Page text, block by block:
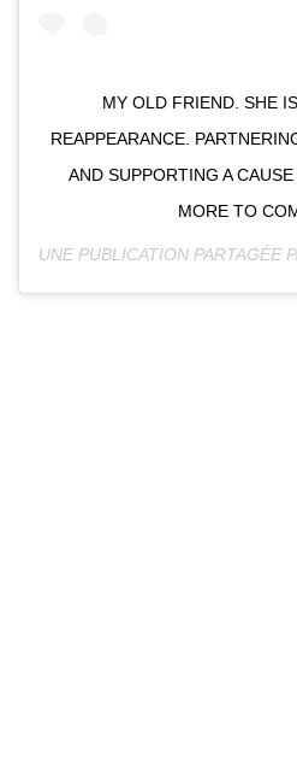
MY OLD FRIEND. SHE
REAPPEARANCE.
AND SUPPORTING A
MORE TO
UNE PUBLICATION PARTAGÉE